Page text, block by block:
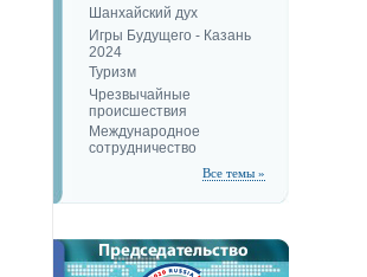
Шанхайский дух
Игры Будущего - Казань
2024
Туризм
Чрезвычайные
происшествия
Международное
сотрудничество
Все темы »